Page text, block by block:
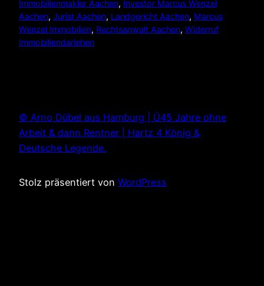
Immobilienmakler Aachen, Investor Marcus Wenzel
Aachen, Jurist Aachen, Landgericht Aachen, Marcus
Wenzel Immobilien, Rechtsanwalt Aachen, Widerruf
Immobiliendarlehen
© Arno Dübel aus Hamburg | Ü45 Jahre ohne
Arbeit & dann Rentner | Hartz 4 König &
Deutsche Legende.
Stolz präsentiert von WordPress